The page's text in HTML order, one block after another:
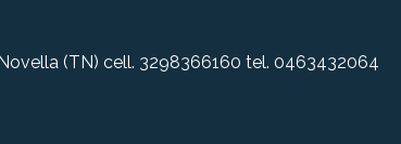
(TN) cell. 3298366160 tel. 0463432064